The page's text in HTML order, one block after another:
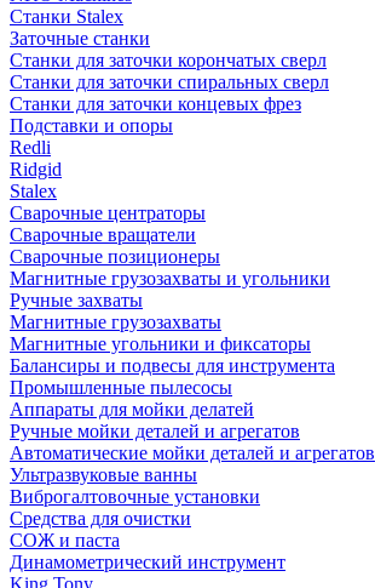
Станки Stalex
Заточные станки
Станки для заточки корончатых сверл
Станки для заточки спиральных сверл
Станки для заточки концевых фрез
Подставки и опоры
Redli
Ridgid
Stalex
Сварочные центраторы
Сварочные вращатели
Сварочные позиционеры
Магнитные грузозахваты и угольники
Ручные захваты
Магнитные грузозахваты
Магнитные угольники и фиксаторы
Балансиры и подвесы для инструмента
Промышленные пылесосы
Аппараты для мойки делатей
Ручные мойки деталей и агрегатов
Автоматические мойки деталей и агрегатов
Ультразвуковые ванны
Виброгалтовочные установки
Средства для очистки
СОЖ и паста
Динамометрический инструмент
King Tony